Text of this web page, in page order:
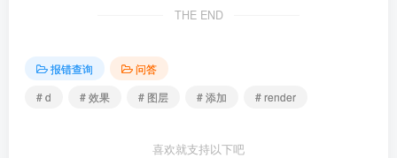
THE END
报错查询
问答
# d
# 效果 # 图层 # 添加 # render
喜欢就支持以下吧